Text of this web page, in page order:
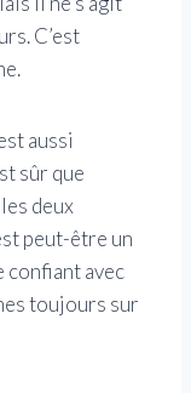
C’est
aussi
sûr que
deux
peut-être un
confiant avec
toujours sur